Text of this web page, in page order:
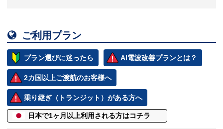
 ご利用プラン
プラン選びに迷ったら AI電波改善プランとは？
2カ国以上ご渡航のお客様へ
乗り継ぎ（トランジット）がある方へ
日本で1ヶ月以上利用される方はコチラ